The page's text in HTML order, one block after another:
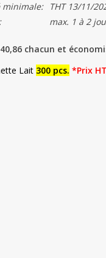
THT 13/11/
max. 1 à 2
chacun et
Lait 300 pcs. *Prix